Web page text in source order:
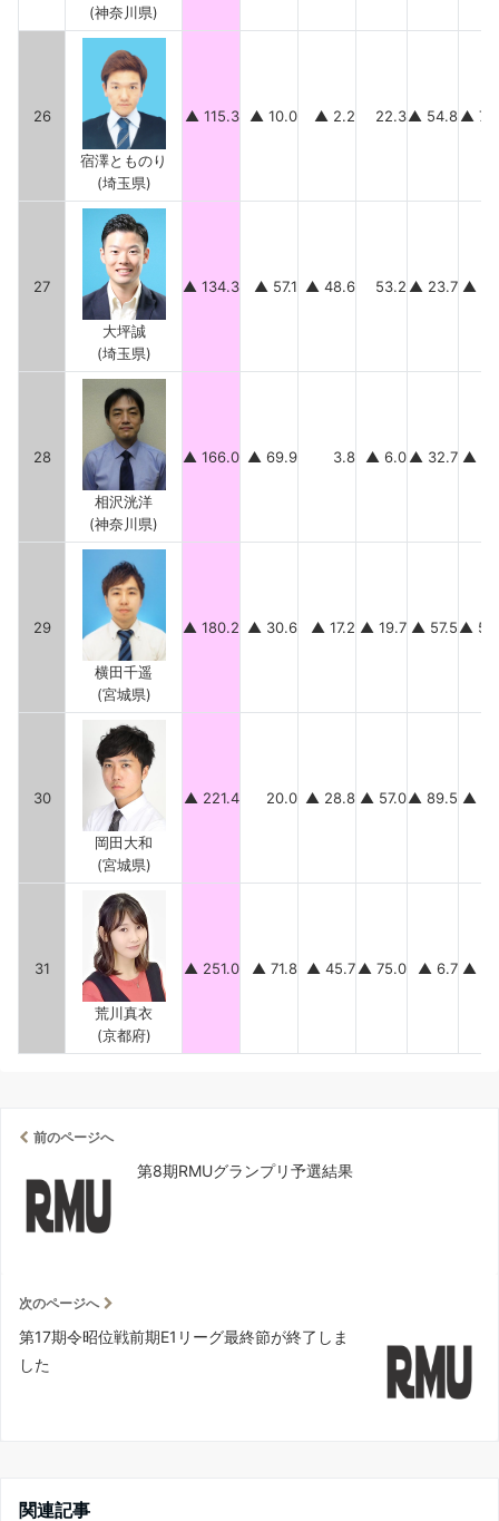
(神奈川県)
26
宿澤とものり
(埼玉県)
▲ 115.3 ▲ 10.0 ▲ 2.2 22.3▲ 54.8▲
27
大坪誠
(埼玉県)
▲ 134.3 ▲ 57.1 ▲ 48.6 53.2 ▲ 23.7 ▲
28
相沢洸洋
(神奈川県)
▲ 166.0 ▲ 69.9 3.8 ▲ 6.0▲ 32.7 ▲
29
横田千遥
(宮城県)
▲ 180.2 ▲ 30.6 ▲ 17.2 ▲ 19.7 ▲ 57.5▲
30
岡田大和
(宮城県)
▲ 221.4 20.0 ▲ 28.8 ▲ 57.0▲ 89.5 ▲
31
荒川真衣
(京都府)
▲ 251.0 ▲ 71.8 ▲ 45.7▲ 75.0 ▲ 6.7 ▲
前のページへ
第8期RMUグランプリ予選結果
次のページへ
第17期令昭位戦前期E1リーグ最終節が終了しま
した
関連記事